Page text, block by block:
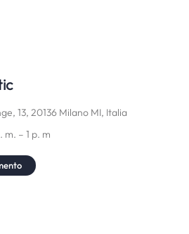
13, 20136 Milano MI, Italia
m. – 1 p. m